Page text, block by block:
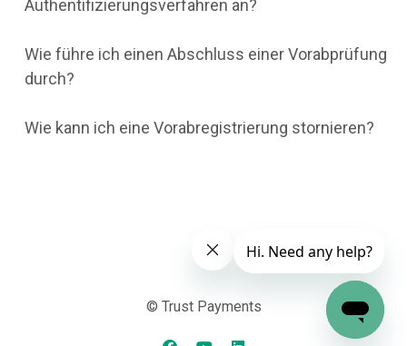
Authentifizierungsverfahren an?
Wie führe ich einen Abschluss einer Vorabprüfung
durch?
Wie kann ich eine Vorabregistrierung stornieren?
© Trust Payments